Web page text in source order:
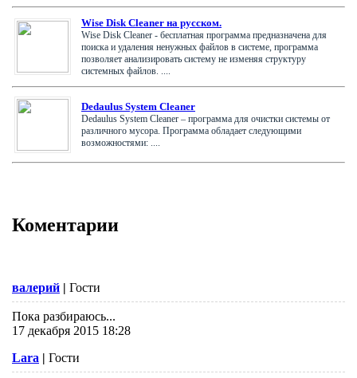
Wise Disk Cleaner на русском.
Wise Disk Cleaner - бесплатная программа предназначена для
поиска и удаления ненужных файлов в системе, программа
позволяет анализировать систему не изменяя структуру
системных файлов. ....
Dedaulus System Cleaner
Dedaulus System Cleaner – программа для очистки системы от
различного мусора. Программа обладает следующими
возможностями: ....
Коментарии
валерий | Гости
Пока разбираюсь...
17 декабря 2015 18:28
Lara | Гости